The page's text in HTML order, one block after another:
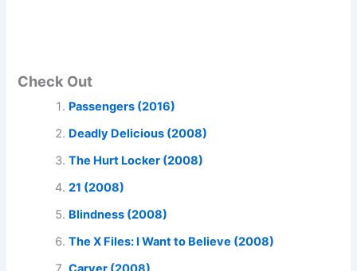
Check Out
Passengers (2016)
Deadly Delicious (2008)
The Hurt Locker (2008)
21 (2008)
Blindness (2008)
The X Files: I Want to Believe (2008)